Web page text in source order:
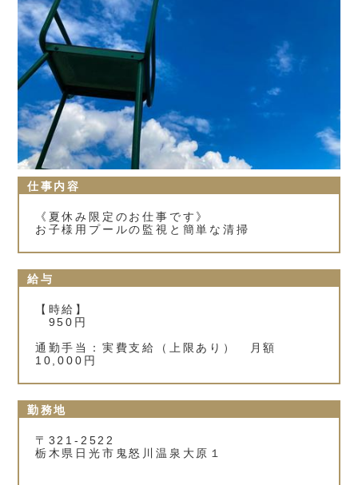
仕事内容
《夏休み限定のお仕事です》
お子様用プールの監視と簡単な清掃
給与
【時給】
950円
通勤手当：実費支給（上限あり） 月額
10,000円
勤務地
〒321-2522
栃木県日光市鬼怒川温泉大原１